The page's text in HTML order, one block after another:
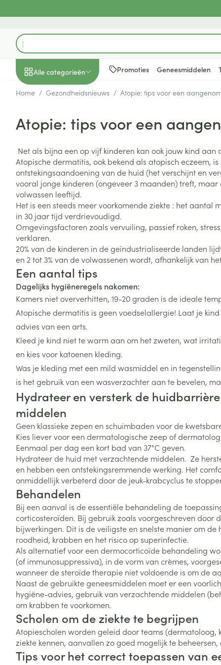
Product, merk, categorie...
Alle categorieën
Promoties
Schoonheid, verzorging
en hygiëne
Toon submenu voor
Haar en Hoofd
Beschadigd
hoofdirritatie
Styling - spray
Verzorging
Mond
Elektrische
Interdentaal -
Toon meer
Voeten en benen
kloven
Blaren
Eelt
Eksteroog -
Specifiek voor
Deodorant
Dieet, voeding en
vitamines
Toon submenu voor Dieet,
Afslanken
Eetlustremmer
Platte buik
Vetverbranders
Toon meer
Zwangerschap en
kinderen
Toon submenu voor
Zwangerschap
Borstvoeding
Vitamines en
Toon meer
Vitaliteit 50+
Geheugen
Seksualiteit
Zware benen
Natuur geneeskunde
Toon submenu voor Natuur
Aromatherapie
Essentiële oliën
Complex -
Plantaardige
Thuiszorg en EHBO
Toon submenu voor Thuiszorg
Lenzen en
Brillen
Thuiszorg
Steriel
Aerosoltherapie
zuurstof
Aerosol
Aerosol
Zuurstof
Naalden en
Spuiten
Oplossing
Naalden
Naalden voor
pennaalden
Toon meer
Dieren en insecten
Insecten
Anti insecten
Teken tang of
Nagels en
Geneesmiddelen
Maag darm
Lever,
pancreas
Braken
Huid
Schimmels
Jeuk
Zware benen
Tabletten
Creme, gel en
Spieren en
Infecties
Luizen
Diagnostica
Promoties Geneesmiddelen
Home / Gezondheidsnieuws / Atopie: tips voor een
Atopie: tips voor een
Net als bijna een op vijf kinderen kan ook jouw kind
Atopische dermatitis, ook bekend als atopisch eczeem,
ontstekingsaandoening van de huid (het verschijnt en
vooral jonge kinderen (ongeveer 3 maanden) treft,
volwassen leeftijd.
Het is een steeds meer voorkomende ziekte : het aantal
in 30 jaar tijd verdrievoudigd.
Omgevingsfactoren zoals vervuiling, passief roken,
verklaren.
20% van de kinderen in de geïndustrialiseerde landen
en 2 tot 3% van de volwassenen wordt, afhankelijk van
Een aantal tips
Dagelijks hygiëneregels nakomen:
Kamers niet oververhitten, 19-20 graden is de ideale
Atopische dermatitis is geen voedselallergie! Laat je
advies van een arts.
Kleed je kind niet te warm aan om het zweten, wat
en kies voor katoenen kleding.
Was je kleding met een mild wasmiddel en in
is het gebruik van een wasverzachter aan te bevelen,
Hydrateer en versterk de
middelen
Geen klassieke zepen en schuimbaden voor de
Kies liever voor een dermatologische zeep of
Eenmaal per dag een kort bad van 37°C geven.
Hydrateer de huid met verzachtende middelen. Ze
en hebben een ontstekingsremmende werking. Het
onmiddellijk verbeterd door de jeuk-krabcyclus te
Behandelen
Bij een aanval is de essentiële behandeling de
corticosteroïden. Bij gebruik zoals voorgeschreven door
bijwerkingen. Dit is de veiligste en snelste manier om de
roodheid, krabben en het risico op superinfectie.
Als alternatief voor een dermocorticoïde behandeling
(of immunosuppressiva), in de vorm van crèmes,
wanneer de steroïde therapie niet voldoende is om de
Naast de gebruikte geneesmiddelen moet er een
hygiëne-advies, gebruik van verzachtende middelen
om krabben te voorkomen.
Scholen om de ziekte te begrijpen
Atopiescholen worden geleid door teams
ziekte kennen, aanvallen zo goed mogelijk te
Tips voor het correct toepassen van